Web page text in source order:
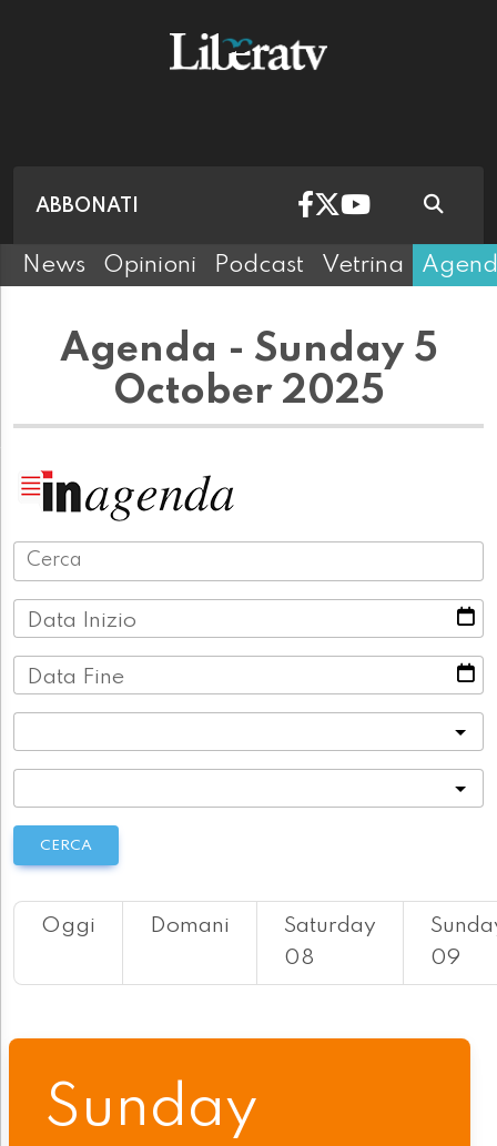
ABBONATI
News Opinioni Podcast Vetrina
Agenda - Sunday 5
October 2025
Data Inizio
Data Fine
CERCA
Oggi Domani
Saturday
08
09
Sunday